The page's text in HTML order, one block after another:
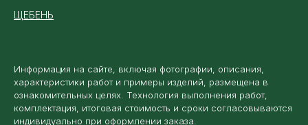
ЩЕБЕНЬ
Информация на сайте, включая фотографии, описания,
характеристики работ и примеры изделий, размещена в
ознакомительных целях. Технология выполнения работ,
комплектация, итоговая стоимость и сроки согласовываются
индивидуально при оформлении заказа.